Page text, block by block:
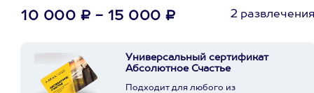
10 000 ₽ - 15 000 ₽ 2
Универсальный сертификат
Абсолютное Счастье
Подходит для любого из